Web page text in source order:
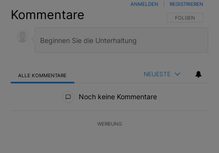
Kommentare FOLGE DIESER
FOLGEN
ANMELDEN REGISTRIEREN
ALLE KOMMENTARE NEUESTE
Noch keine Kommentare
WERBUNG